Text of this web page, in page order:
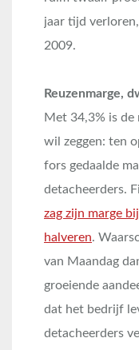
jaar tijd
2009.
Reuzenmarge,
Met 34,3% is
wil zeggen: ten
fors gedaalde
detacheerders.
zag zijn marge
halveren.
van Maandag
groeiende
dat het bedrijf
detacheerders